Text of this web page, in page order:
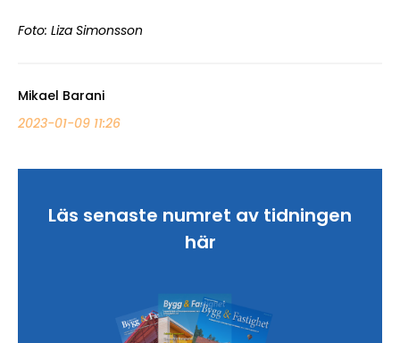
Foto: Liza Simonsson
Mikael Barani
2023-01-09 11:26
Läs senaste numret av tidningen
här